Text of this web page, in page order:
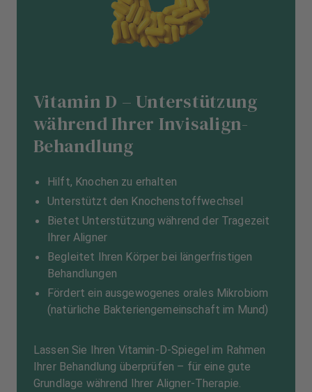
Vitamin D – Unterstützung
während Ihrer Invisalign-
Behandlung
Hilft, Knochen zu erhalten
Unterstützt den Knochenstoffwechsel
Bietet Unterstützung während der Tragezeit
Ihrer Aligner
Begleitet Ihren Körper bei längerfristigen
Behandlungen
Fördert ein ausgewogenes orales Mikrobiom
(natürliche Bakteriengemeinschaft im Mund)
Lassen Sie Ihren Vitamin-D-Spiegel im Rahmen
Ihrer Behandlung überprüfen – für eine gute
Grundlage während Ihrer Aligner-Therapie.